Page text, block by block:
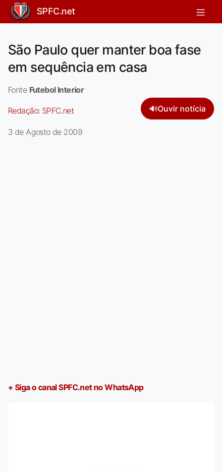
SPFC.net
São Paulo quer manter boa fase
em sequência em casa
Fonte Futebol Interior
Redação: SPFC.net 🔊Ouvir notícia
3 de Agosto de 2009
+ Siga o canal SPFC.net no WhatsApp